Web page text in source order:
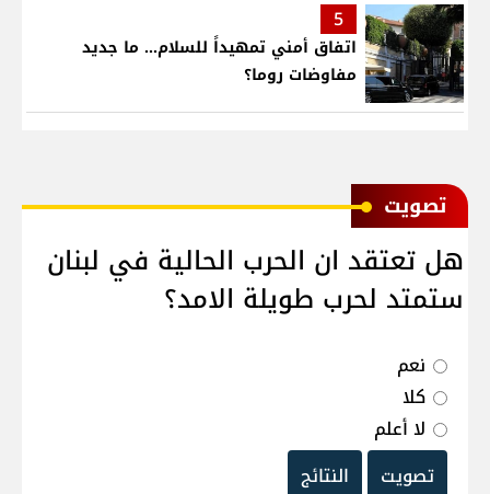
5
اتفاق أمني تمهيداً للسلام... ما جديد
مفاوضات روما؟
ﺗﺼﻮﻳﺖ
هل تعتقد ان الحرب الحالية في لبنان
ستمتد لحرب طويلة الامد؟
نعم
كلا
لا أعلم
تصويت
النتائج